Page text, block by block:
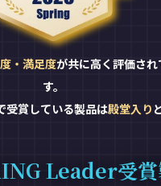
・満足度が共に高く評価さ
す。
受賞している製品は殿堂入り
Leader受